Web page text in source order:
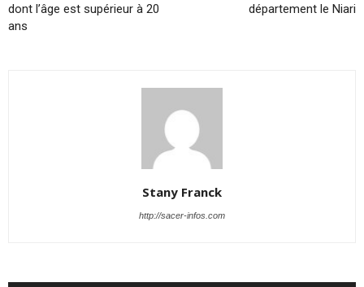
dont l’âge est supérieur à 20
ans
département le Niari
Stany Franck
http://sacer-infos.com